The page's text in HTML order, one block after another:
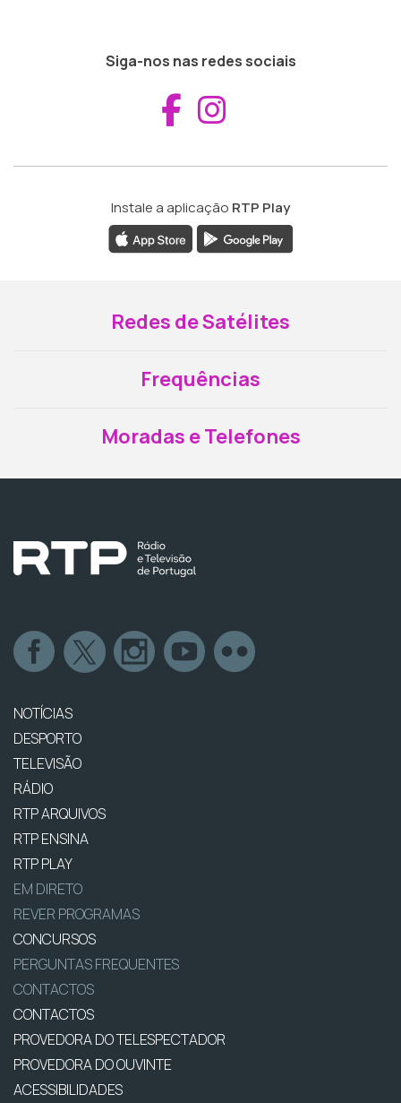
Siga-nos nas redes sociais
Aceder ao
Instale a aplicação RTP Play
Redes de Satélites
Frequências
Moradas e Telefones
NOTÍCIAS
DESPORTO
TELEVISÃO
RÁDIO
RTP ARQUIVOS
RTP ENSINA
RTP PLAY
EM DIRETO
REVER PROGRAMAS
CONCURSOS
PERGUNTAS FREQUENTES
CONTACTOS
CONTACTOS
PROVEDORA DO TELESPECTADOR
PROVEDORA DO OUVINTE
ACESSIBILIDADES